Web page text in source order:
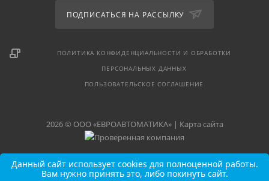
ПОДПИСАТЬСЯ НА РАССЫЛКУ
ПОЛИТИКА КОНФИДЕНЦИАЛЬНОСТИ И ОБРАБОТКИ
ПЕРСОНАЛЬНЫХ ДАННЫХ
ПОЛЬЗОВАТЕЛЬСКОЕ СОГЛАШЕНИЕ
2026 © ООО «ЕВРОАВТОМАТИКА» | Карта сайта
Данный сайт использует cookies для полноценной работы.
Вам нужно принять это, либо покинуть сайт.